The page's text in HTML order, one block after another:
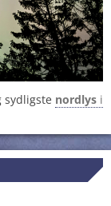
sydligste nordlys i